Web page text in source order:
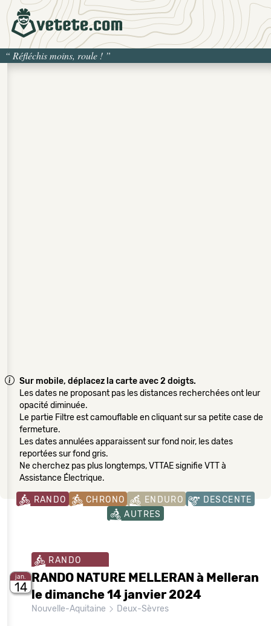
“ Réfléchis moins, roule ! ”
Sur mobile, déplacez la carte avec 2 doigts.
Les dates ne proposant pas les distances recherchées ont leur
opacité diminuée.
Le partie Filtre est camouflable en cliquant sur sa petite case de
fermeture.
Les dates annulées apparaissent sur fond noir, les dates
reportées sur fond gris.
Ne cherchez pas plus longtemps, VTTAE signifie VTT à
Assistance Électrique.
RANDO CHRONO ENDURO
DESCENTE
AUTRES
jan.
14
RANDO
RANDO NATURE MELLERAN à Melleran
le dimanche 14 janvier 2024
Nouvelle-Aquitaine Deux-Sèvres